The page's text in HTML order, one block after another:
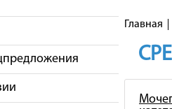
Главная